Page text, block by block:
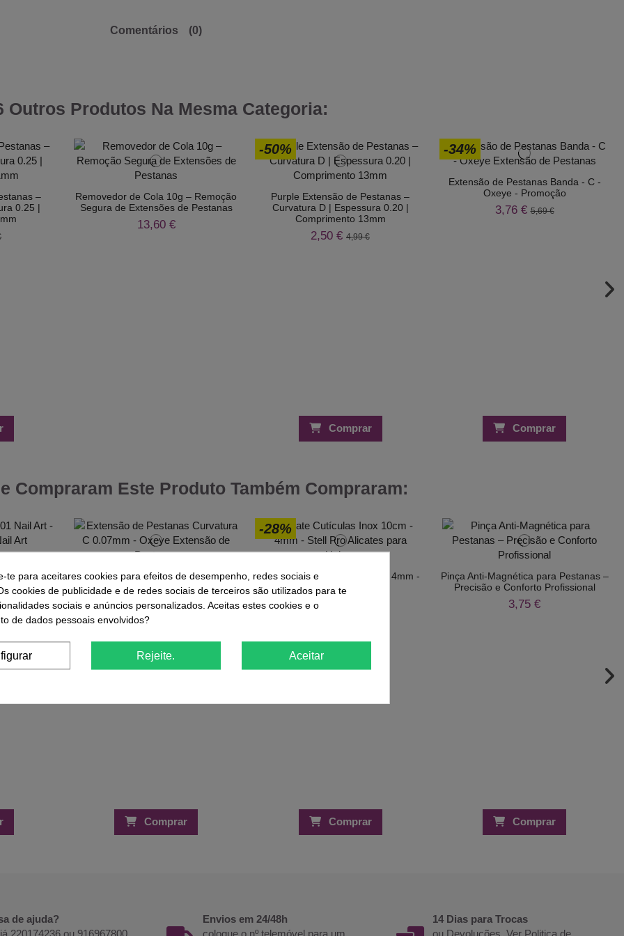
Comentários
(0)
Outros Produtos Na Mesma Categoria:
–
0.25 |
Removedor de Cola 10g – Remoção
Segura de Extensões de Pestanas
13,60 €
-50%
Purple Extensão de Pestanas –
Curvatura D | Espessura 0.20 |
Comprimento 13mm
2,50 €4,99 €
Comprar
-34%
Extensão de Pestanas Banda - C -
Oxeye - Promoção
3,76 €5,69 €
Comprar
Compraram Este Produto Também Compraram:
Nail Art -
Extensão de Pestanas Curvatura C
0.07mm - Oxeye
12,97 €
Comprar
-28%
Alicate Cutículas Inox 10cm - 4mm -
Stell Pro
4,50 €
Comprar
Pinça Anti-Magnética para Pestanas –
Precisão e Conforto Profissional
3,75 €
Comprar
de ajuda?
220174236 ou 916967800
Envios em 24/48h
coloque o nº telemóvel para um
14 Dias para Trocas
ou Devoluções. Ver Politica de
te para aceitares cookies para efeitos de desempenho, redes sociais e
cookies de publicidade e de redes sociais de terceiros são utilizados para te
sociais e anúncios personalizados. Aceitas estes cookies e o
de dados pessoais envolvidos?
Rejeite. Aceitar